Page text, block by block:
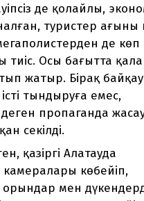
де қолайлы,
туристер ағыны
де көп
тиіс. Осы бағытта
жатыр. Бірақ
тындыруға емес,
пропаганда
секілді.
қазіргі Алатауда
көбейіп,
мен